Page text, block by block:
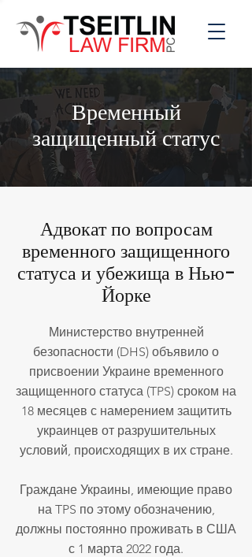
Временный
защищенный статус
Адвокат по вопросам
временного защищенного
статуса и убежища в Нью-
Йорке
Министерство внутренней
безопасности (DHS) объявило о
присвоении Украине временного
защищенного статуса (TPS) сроком на
18 месяцев с намерением защитить
украинцев от разрушительных
условий, происходящих в их стране.
Граждане Украины, имеющие право
на TPS по этому обозначению,
должны постоянно проживать в США
с 1 марта 2022 года.